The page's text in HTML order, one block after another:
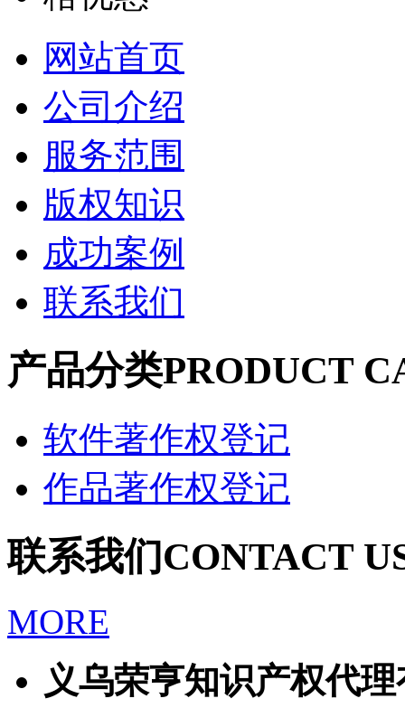
网站首页
公司介绍
服务范围
版权知识
成功案例
联系我们
产品分类PRODUCT
软件著作权登记
作品著作权登记
联系我们CONTACT
MORE
义乌荣亨知识产权代